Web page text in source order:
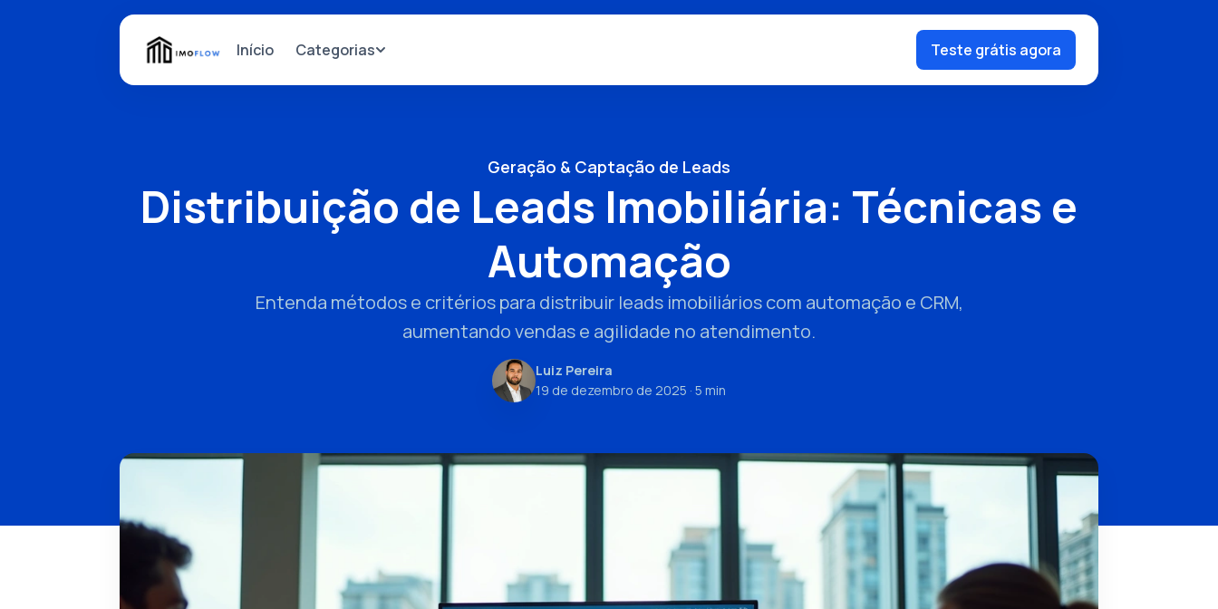
Início Categorias Teste grátis agora
Geração & Captação de Leads
Distribuição de Leads Imobiliária: Técnicas e
Automação
Entenda métodos e critérios para distribuir leads imobiliários com automação e CRM,
aumentando vendas e agilidade no atendimento.
Luiz Pereira
19 de dezembro de 2025 · 5 min